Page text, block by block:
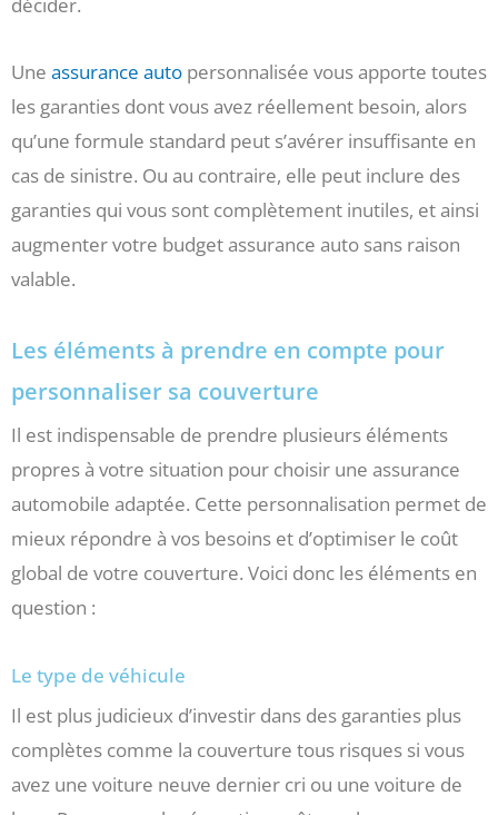
Une assurance auto personnalisée vous apporte toutes
les garanties dont vous avez réellement besoin, alors
qu’une formule standard peut s’avérer insuffisante en
cas de sinistre. Ou au contraire, elle peut inclure des
garanties qui vous sont complètement inutiles, et ainsi
augmenter votre budget assurance auto sans raison
valable.
Les éléments à prendre en compte pour
personnaliser sa couverture
Il est indispensable de prendre plusieurs éléments
propres à votre situation pour choisir une assurance
automobile adaptée. Cette personnalisation permet de
mieux répondre à vos besoins et d’optimiser le coût
global de votre couverture. Voici donc les éléments en
question :
Le type de véhicule
Il est plus judicieux d’investir dans des garanties plus
complètes comme la couverture tous risques si vous
avez une voiture neuve dernier cri ou une voiture de